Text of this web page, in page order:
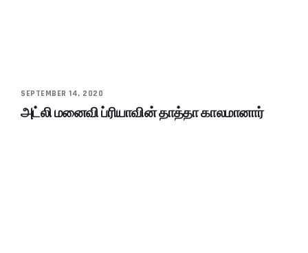
SEPTEMBER 14, 2020
அட்லி மனைவி ப்ரியாவின் தாத்தா காலமானார்